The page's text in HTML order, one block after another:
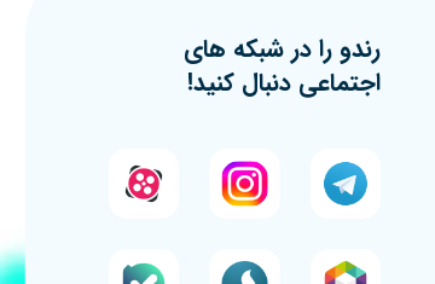
رندو را در شبکه های
اجتماعی دنبال کنید!